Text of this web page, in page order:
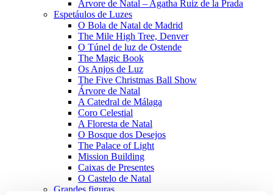
Árvore de Natal – Agatha Ruiz de la Prada
Espetáulos de Luzes
O Bola de Natal de Madrid
The Mile High Tree, Denver
O Túnel de luz de Ostende
The Magic Book
Os Anjos de Luz
The Five Christmas Ball Show
Árvore de Natal
A Catedral de Málaga
Coro Celestial
A Floresta de Natal
O Bosque dos Desejos
The Palace of Light
Mission Building
Caixas de Presentes
O Castelo de Natal
Grandes figuras